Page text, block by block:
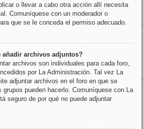
o llevar a cabo otra acción allí necesita
Comuníquese con un moderador o
que se le conceda el permiso adecuado.
añadir archivos adjuntos?
archivos son individuales para cada foro,
por La Administración. Tal vez La
adjuntar archivos en el foro en que se
grupos pueden hacerlo. Comuníquese con La
seguro de por qué no puede adjuntar